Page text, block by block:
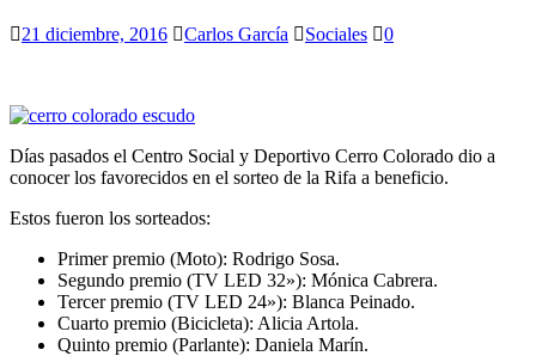
21 diciembre, 2016 Carlos García Sociales 0
Días pasados el Centro Social y Deportivo Cerro Colorado dio a
conocer los favorecidos en el sorteo de la Rifa a beneficio.
Estos fueron los sorteados:
Primer premio (Moto): Rodrigo Sosa.
Segundo premio (TV LED 32»): Mónica Cabrera.
Tercer premio (TV LED 24»): Blanca Peinado.
Cuarto premio (Bicicleta): Alicia Artola.
Quinto premio (Parlante): Daniela Marín.